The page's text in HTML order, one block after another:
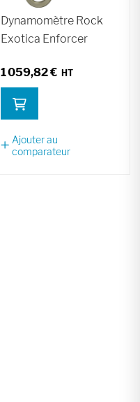
Dynamomètre Rock
Exotica Enforcer
1 059,82 €
Ajouter au
comparateur